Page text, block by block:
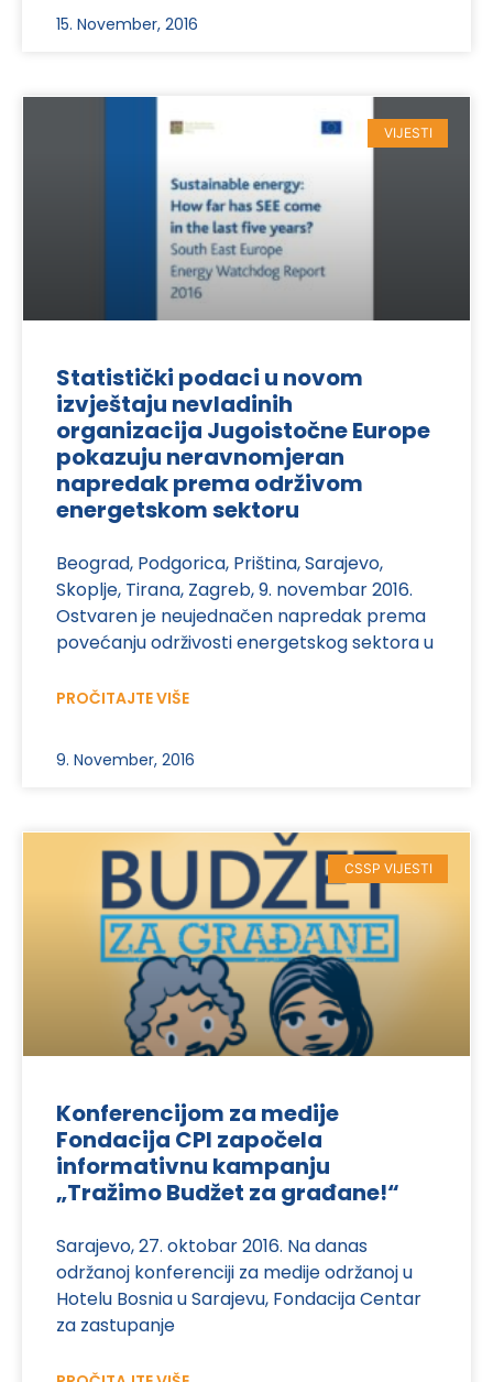
15. November, 2016
VIJESTI
Statistički podaci u novom
izvještaju nevladinih
organizacija Jugoistočne Europe
pokazuju neravnomjeran
napredak prema održivom
energetskom sektoru
Beograd, Podgorica, Priština, Sarajevo,
Skoplje, Tirana, Zagreb, 9. novembar 2016.
Ostvaren je neujednačen napredak prema
povećanju održivosti energetskog sektora u
PROČITAJTE VIŠE
9. November, 2016
CSSP VIJESTI
Konferencijom za medije
Fondacija CPI započela
informativnu kampanju
„Tražimo Budžet za građane!“
Sarajevo, 27. oktobar 2016. Na danas
održanoj konferenciji za medije održanoj u
Hotelu Bosnia u Sarajevu, Fondacija Centar
za zastupanje